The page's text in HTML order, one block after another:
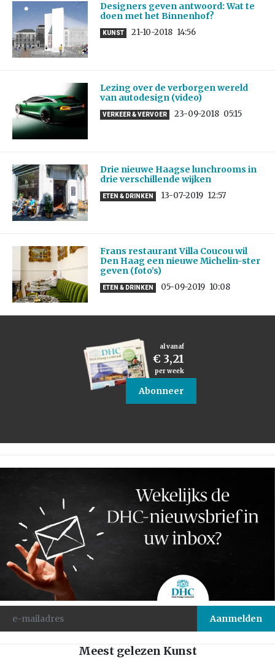
Designers geven antwoord: Wat te
doen met het Binnenhof?
KUNST 21-10-2018 14:56
Lezing over de verborgen wereld
van autodesign (video)
VERKEER & VERVOER 23-09-2018 05:15
Drie nieuwe Haagse lunchrooms in
drie verschillende wijken
ETEN & DRINKEN 13-07-2019 12:57
Frans restaurant Villa Coucou wil
Den Haag een nieuwe Michelin-ster
geven (foto’s)
ETEN & DRINKEN 05-09-2019 10:08
al vanaf
€ 3,21
per week
Abonneer
Meest gelezen Kunst